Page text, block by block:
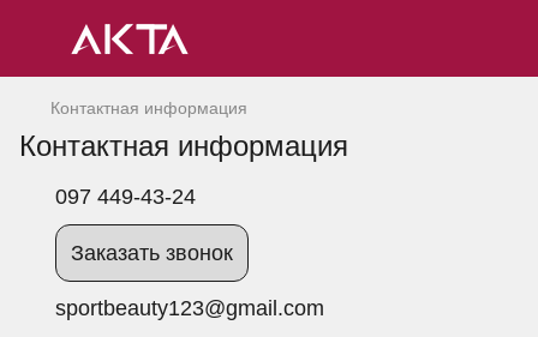
Контактная информация
Контактная информация
097 449-43-24
Заказать звонок
sportbeauty123@gmail.com